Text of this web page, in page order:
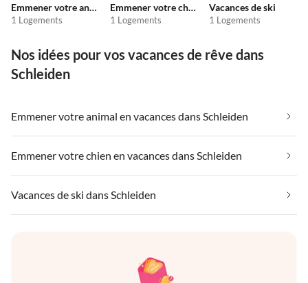
Emmener votre animal en vacances
1 Logements
Emmener votre chien en vacances
1 Logements
Vacances de ski
1 Logements
Nos idées pour vos vacances de rêve dans
Schleiden
Emmener votre animal en vacances dans Schleiden
Emmener votre chien en vacances dans Schleiden
Vacances de ski dans Schleiden